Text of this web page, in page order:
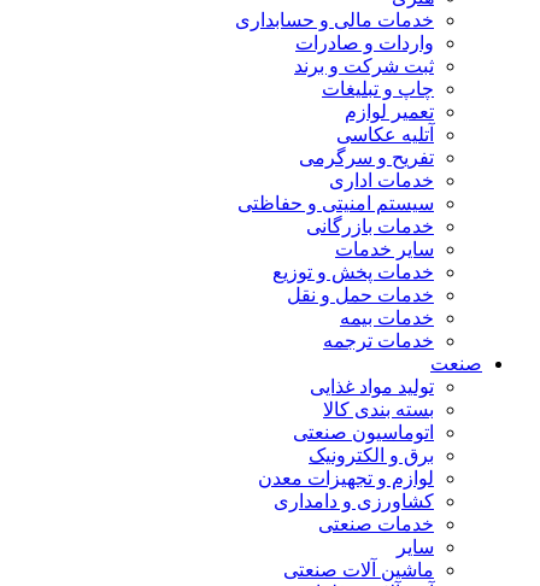
خدمات مالی و حسابداری
واردات و صادرات
ثبت شرکت و برند
چاپ و تبلیغات
تعمیر لوازم
آتلیه عکاسی
تفریح و سرگرمی
خدمات اداری
سیستم امنیتی و حفاظتی
خدمات بازرگانی
سایر خدمات
خدمات پخش و توزیع
خدمات حمل و نقل
خدمات بیمه
خدمات ترجمه
صنعت
تولید مواد غذایی
بسته بندی کالا
اتوماسیون صنعتی
برق و الکترونیک
لوازم و تجهیزات معدن
کشاورزی و دامداری
خدمات صنعتی
سایر
ماشین آلات صنعتی